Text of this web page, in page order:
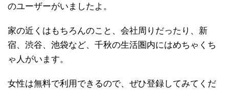
のユーザーがいましたよ。
家の近くはもちろんのこと、会社周りだったり、新
宿、渋谷、池袋など、千秋の生活圏内にはめちゃくち
ゃ人がいます。
女性は無料で利用できるので、ぜひ登録してみてくだ